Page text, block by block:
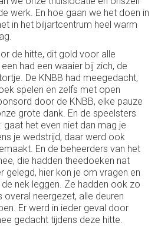
werk. En hoe gaan we het doen in
in het biljartcentrum heel warm
de hitte, dit gold voor alle
had een waaier bij zich, de
De KNBB had meegedacht,
spelen en zelfs met open
door de KNBB, elke pauze
grote dank. En de speelsters
het even niet dan mag je
je wedstrijd, daar werd ook
En de beheerders van het
die hadden theedoeken nat
gelegd, hier kon je om vragen en
nek leggen. Ze hadden ook zo
neergezet, alle deuren
Er werd in ieder geval door
gedacht tijdens deze hitte.